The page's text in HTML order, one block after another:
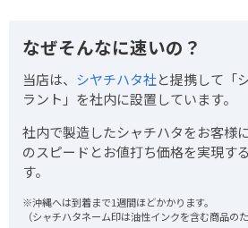
なぜそんなに速いの？
当店は、 シヤチハタ社と提携して「
ラント」を社内に設置しています。
社内で製造したシャチハタをお客様
のスピードとお値打ち価格を実現す
す。
※沖縄へは到着まで1週間ほどかかります。
（シャチハタネーム印は油性インクを含む商品の